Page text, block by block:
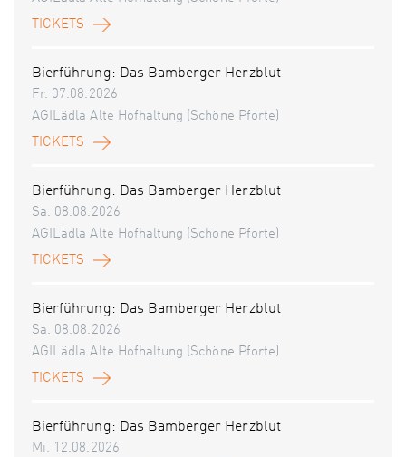
TICKETS
Bierführung: Das Bamberger Herzblut
Fr. 07.08.2026
AGILädla Alte Hofhaltung (Schöne Pforte)
TICKETS
Bierführung: Das Bamberger Herzblut
Sa. 08.08.2026
AGILädla Alte Hofhaltung (Schöne Pforte)
TICKETS
Bierführung: Das Bamberger Herzblut
Sa. 08.08.2026
AGILädla Alte Hofhaltung (Schöne Pforte)
TICKETS
Bierführung: Das Bamberger Herzblut
Mi. 12.08.2026